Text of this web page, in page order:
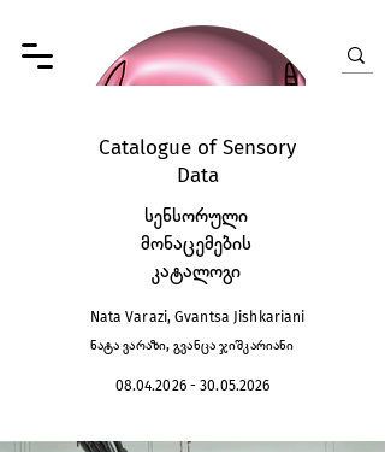
Catalogue of Sensory
Data
სენსორული
მონაცემების
კატალოგი
Nata Varazi, Gvantsa Jishkariani
ნატა ვარაზი, გვანცა ჯიშკარიანი
08.04.2026 - 30.05.2026